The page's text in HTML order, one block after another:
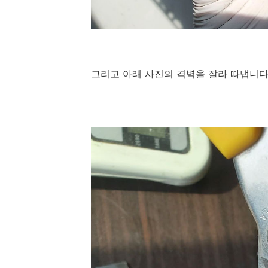
그리고 아래 사진의 격벽을 잘라 따냅니